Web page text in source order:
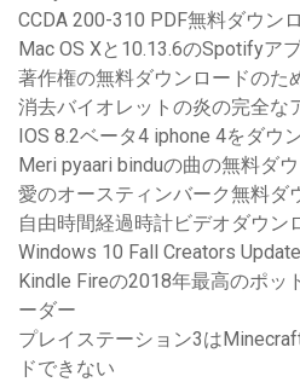
CCDA 200-310 PDF無料ダウン
Mac OS Xと10.13.6のSpotifyア
著作権の無料ダウンロードのた
消去バイオレットの炎の完全な
IOS 8.2ベータ4 iphone 4をダウ
Meri pyaari binduの曲の無料ダ
愛のオースティンバーク無料ダ
自由時間経過時計ビデオダウン
Windows 10 Fall Creators
Kindle Fireの2018年最高のポッ
ーダー
プレイステーション3は
ドできない